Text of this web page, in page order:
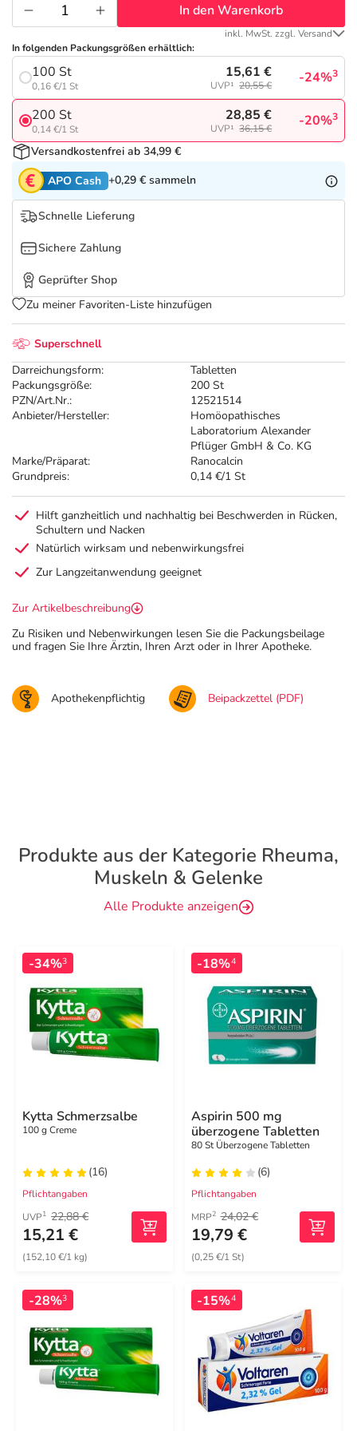
Tierapotheke
Vitamine & Mineralstoffe
Marken
Salus Deals
Superschnell
Darreichungsform:
Tabletten
Packungsgröße:
200 St
PZN/Art.Nr.:
12521514
Anbieter/Hersteller:
Homöopathisches
Laboratorium Alexander
Pflüger GmbH & Co. KG
Marke/Präparat:
Ranocalcin
Grundpreis:
0,14 €/1 St
In den Warenkorb
inkl. MwSt. zzgl. Versand
In folgenden Packungsgrößen erhältlich:
100 St
0,16 €/1 St
15,61 €
UVP¹ 20,55 € -24%3
200 St
0,14 €/1 St
28,85 €
UVP¹ 36,15 € -20%3
Versandkostenfrei ab 34,99 €
APO Cash +0,29 € sammeln
Schnelle Lieferung
Sichere Zahlung
Geprüfter Shop
Zu meiner Favoriten-Liste hinzufügen
Hilft ganzheitlich und nachhaltig bei Beschwerden in Rücken,
Schultern und Nacken
Natürlich wirksam und nebenwirkungsfrei
Zur Langzeitanwendung geeignet
Zur Artikelbeschreibung
Zu Risiken und Nebenwirkungen lesen Sie die Packungsbeilage
und fragen Sie Ihre Ärztin, Ihren Arzt oder in Ihrer Apotheke.
Apothekenpflichtig Beipackzettel (PDF)
Produkte aus der Kategorie Rheuma,
Muskeln & Gelenke
Alle Produkte anzeigen
-34%3
Kytta Schmerzsalbe
100 g Creme
(16)
Pflichtangaben
UVP1 22,88 €
15,21 €
(152,10 €/1 kg)
-18%4
Aspirin 500 mg
überzogene Tabletten
80 St Überzogene Tabletten
(6)
Pflichtangaben
MRP2 24,02 €
19,79 €
(0,25 €/1 St)
-28%3 -15%4